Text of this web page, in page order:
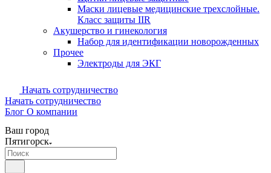
Маски лицевые медицинские трехслойные.
Класс защиты IIR
Акушерство и гинекология
Набор для идентификации новорожденных
Прочее
Электроды для ЭКГ
Начать сотрудничество
Начать сотрудничество
Блог О компании
Ваш город
Пятигорск